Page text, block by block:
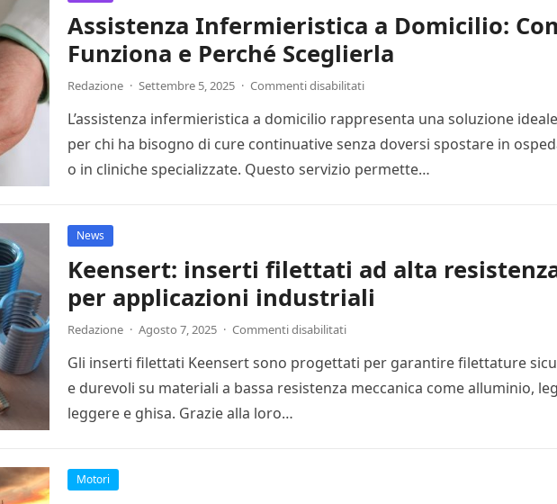
Assistenza Infermieristica a Domicilio:
Funziona e Perché Sceglierla
Redazione · Settembre 5, 2025 · Commenti disabilitati
L’assistenza infermieristica a domicilio rappresenta una soluzione ideale
per chi ha bisogno di cure continuative senza doversi spostare in
o in cliniche specializzate. Questo servizio permette…
News
Keensert: inserti filettati ad alta
per applicazioni industriali
Redazione · Agosto 7, 2025 · Commenti disabilitati
Gli inserti filettati Keensert sono progettati per garantire filettature
e durevoli su materiali a bassa resistenza meccanica come alluminio,
leggere e ghisa. Grazie alla loro…
Motori